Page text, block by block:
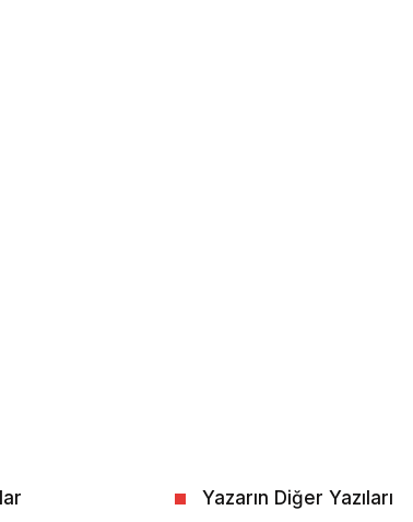
Yazarın Diğer Yazıları